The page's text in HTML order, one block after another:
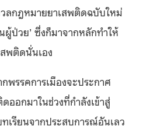
ลกฎหมายยาเสพติดฉบับใหม่
ผู้ป่วย’ ซึ่งก็มาจากหลักทำให้
พติดนั่นเอง
รรคการเมืองจะประกาศ
อกมาในช่วงที่กำลังเข้าสู่
เรียนจากประสบการณ์อันเลว